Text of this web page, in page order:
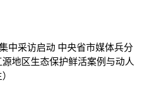
中采访启动 中央省市媒体兵分
地区生态保护鲜活案例与动人